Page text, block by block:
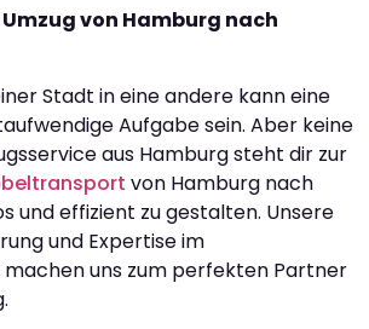
von Hamburg nach
Stadt in eine andere kann eine
Aufgabe sein. Aber keine
aus Hamburg steht dir zur
von Hamburg nach
und effizient zu gestalten. Unsere
und Expertise im
uns zum perfekten Partner